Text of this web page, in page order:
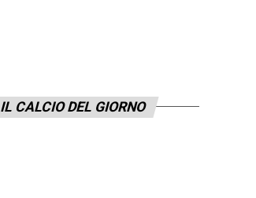
IL CALCIO DEL GIORNO